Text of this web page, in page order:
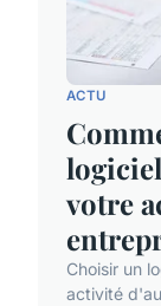
ACTU
votre
Choisir un
activité